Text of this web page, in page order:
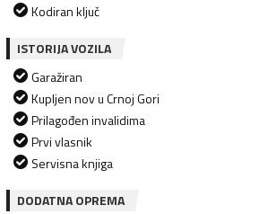
Kodiran ključ
ISTORIJA VOZILA
Garažiran
Kupljen nov u Crnoj Gori
Prilagođen invalidima
Prvi vlasnik
Servisna knjiga
DODATNA OPREMA